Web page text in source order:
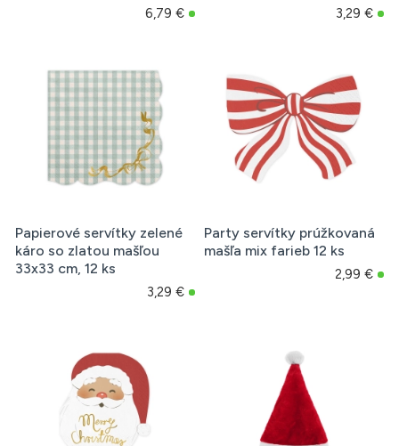
6,79 € 3,29 €
Papierové servítky zelené
káro so zlatou mašľou
33x33 cm, 12 ks
3,29 €
Party servítky prúžkovaná
mašľa mix farieb 12 ks
2,99 €